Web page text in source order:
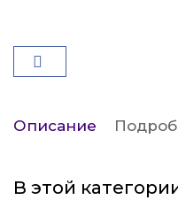
Описание
В этой